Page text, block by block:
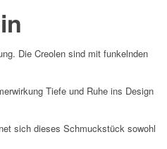
Die Creolen sind mit funkelnden
Tiefe und Ruhe ins Design
sich dieses Schmuckstück sowohl